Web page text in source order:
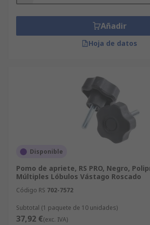
Añadir
Hoja de datos
Disponible
Pomo de apriete, RS PRO, Negro,
Múltiples Lóbulos Vástago Roscado
Código RS 702-7572
Subtotal (1 paquete de 10 unidades)
37,92 €(exc. IVA)